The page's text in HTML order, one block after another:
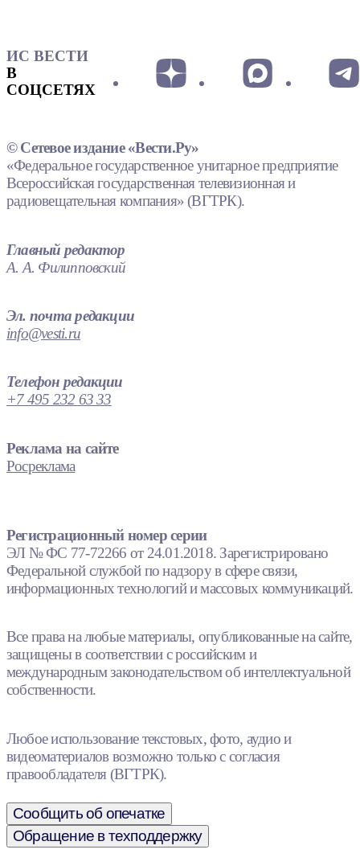
ИС ВЕСТИ
В
СОЦСЕТЯХ
© Сетевое издание «Вести.Ру»
«Федеральное государственное унитарное предприятие
Всероссийская государственная телевизионная и
радиовещательная компания» (ВГТРК).
Главный редактор
А. А. Филипповский
Эл. почта редакции
info@vesti.ru
Телефон редакции
+7 495 232 63 33
Реклама на сайте
Росреклама
Регистрационный номер серии
ЭЛ № ФС 77-72266 от 24.01.2018. Зарегистрировано
Федеральной службой по надзору в сфере связи,
информационных технологий и массовых коммуникаций.
Все права на любые материалы, опубликованные на сайте,
защищены в соответствии с российским и
международным законодательством об интеллектуальной
собственности.
Любое использование текстовых, фото, аудио и
видеоматериалов возможно только с согласия
правообладателя (ВГТРК).
Сообщить об опечатке
Обращение в техподдержку